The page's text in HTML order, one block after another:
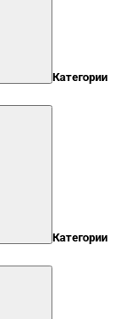
Категории
Категории